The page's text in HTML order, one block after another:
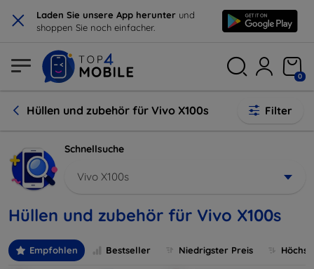
× Laden Sie unsere App herunter und
shoppen Sie noch einfacher.
0
Hüllen und zubehör für Vivo X100s Filter
Schnellsuche
Vivo X100s
Hüllen und zubehör für Vivo X100s
Empfohlen Bestseller Niedrigster Preis